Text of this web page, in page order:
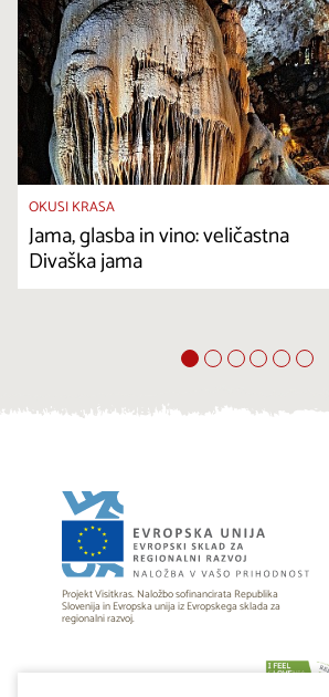
OKUSI KRASA
Jama, glasba in vino: veličastna
Divaška jama
Projekt Visitkras. Naložbo sofinancirata Republika
Slovenija in Evropska unija iz Evropskega sklada za
regionalni razvoj.